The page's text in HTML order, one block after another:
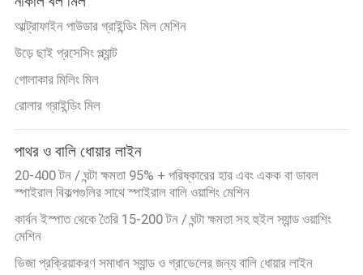
গোপনীয়তা
নীতি
আল্ট্রাফাইন পাউডার গ্রাইন্ডিং মিল মেশিন
উড়ে ছাই প্রসেসিং প্ল্যান্ট
গোলাকার মিলিং মিল
রোলার গ্রাইন্ডিং মিল
পাথর ও বালি ধোয়ার লাইন
20-400 টন / ঘন্টা ক্ষমতা 95% + পরিষ্কারের হার এবং একক বা ডাবল
স্পাইরাল বিকল্পগুলির সাথে স্পাইরাল বালি ওয়াশিং মেশিন
কার্বন ইস্পাত থেকে তৈরি 15-200 টন / ঘন্টা ক্ষমতা সহ হুইল স্যান্ড ওয়াশিং
মেশিন
ভিজা প্রক্রিয়াকরণ সমাধান স্যান্ড ও গ্রাভেলের জন্য বালি ধোয়ার লাইন